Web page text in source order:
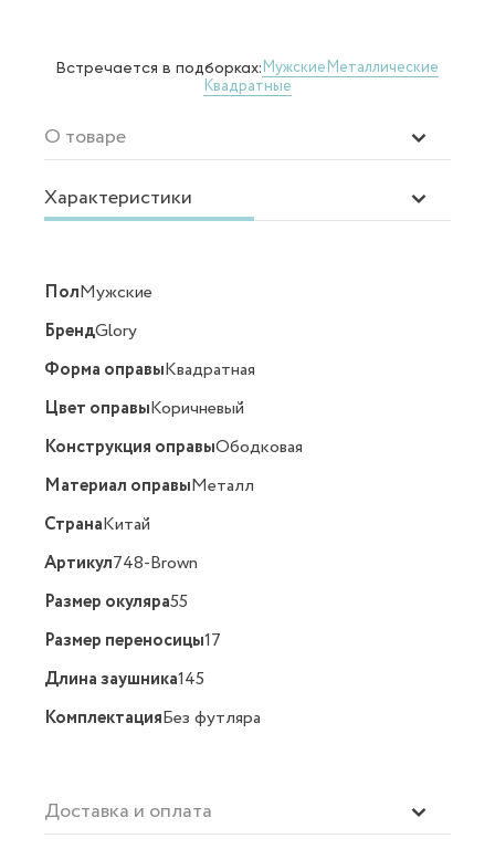
Встречается в подборках:МужскиеМеталлические
Квадратные
О товаре
Характеристики
ПолМужские
БрендGlory
Форма оправыКвадратная
Цвет оправыКоричневый
Конструкция оправыОбодковая
Материал оправыМеталл
СтранаКитай
Артикул748-Brown
Размер окуляра55
Размер переносицы17
Длина заушника145
КомплектацияБез футляра
Доставка и оплата